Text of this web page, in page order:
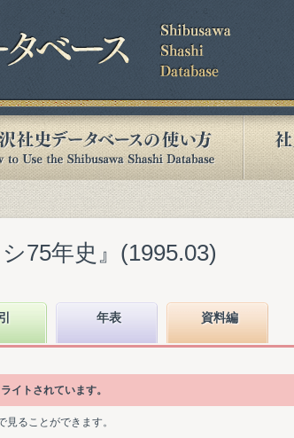
75年史』(1995.03)
年表 資料編
イトされています。
ることができます。